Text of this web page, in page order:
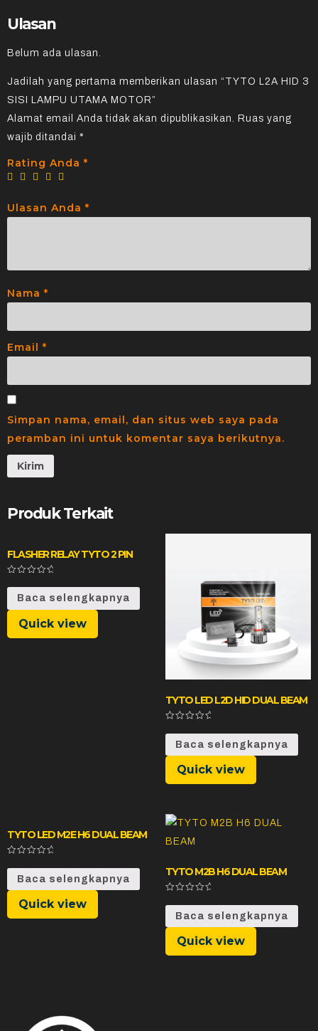
Ulasan
Belum ada ulasan.
Jadilah yang pertama memberikan ulasan “TYTO L2A HID 3
SISI LAMPU UTAMA MOTOR”
Alamat email Anda tidak akan dipublikasikan.
Ruas yang
wajib ditandai *
Rating Anda *
Ulasan Anda *
Nama *
Email *
Simpan nama, email, dan situs web saya pada
peramban ini untuk komentar saya berikutnya.
Produk Terkait
FLASHER RELAY TYTO 2 PIN
0
dari
5
Baca selengkapnya
Quick view
TYTO LED L2D HID DUAL BEAM
0
dari
5
Baca selengkapnya
Quick view
TYTO LED M2E H6 DUAL BEAM
0
dari
5
Baca selengkapnya
Quick view
TYTO M2B H6 DUAL BEAM
0
dari
5
Baca selengkapnya
Quick view